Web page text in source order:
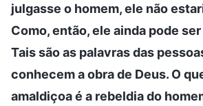
julgasse o homem, ele não
Como, então, ele ainda pode
Tais são as palavras das
conhecem a obra de Deus. O
amaldiçoa é a rebeldia do